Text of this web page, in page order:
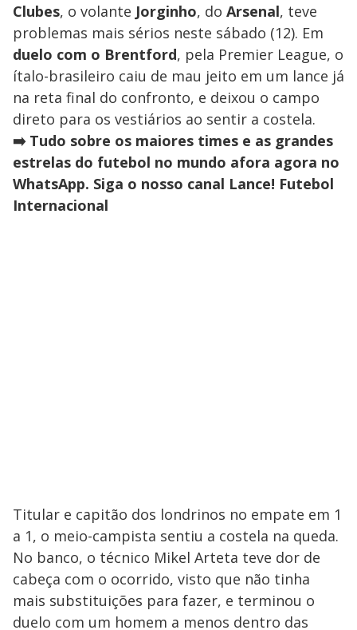
Clubes, o volante Jorginho, do Arsenal, teve
problemas mais sérios neste sábado (12). Em
duelo com o Brentford, pela Premier League, o
ítalo-brasileiro caiu de mau jeito em um lance já
na reta final do confronto, e deixou o campo
direto para os vestiários ao sentir a costela.
➡️ Tudo sobre os maiores times e as grandes
estrelas do futebol no mundo afora agora no
WhatsApp. Siga o nosso canal Lance! Futebol
Internacional
Titular e capitão dos londrinos no empate em 1
a 1, o meio-campista sentiu a costela na queda.
No banco, o técnico Mikel Arteta teve dor de
cabeça com o ocorrido, visto que não tinha
mais substituições para fazer, e terminou o
duelo com um homem a menos dentro das